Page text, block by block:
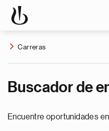
Carreras
Buscador de
Encuentre oportunidades